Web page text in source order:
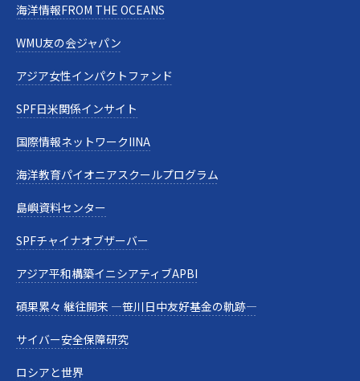
海洋情報FROM THE OCEANS
WMU友の会ジャパン
アジア女性インパクトファンド
SPF日米関係インサイト
国際情報ネットワークIINA
海洋教育パイオニアスクールプログラム
島嶼資料センター
SPFチャイナオブザーバー
アジア平和構築イニシアティブAPBI
碩果累々 継往開来 —笹川日中友好基金の軌跡—
サイバー安全保障研究
ロシアと世界